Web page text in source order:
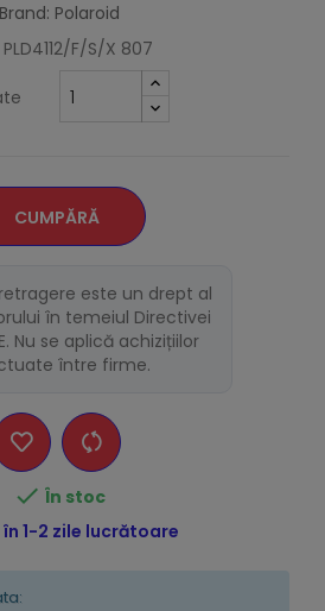
Brand: Polaroid
PLD4112/F/S/X 807
CUMPĂRĂ
este un drept al
în temeiul Directivei
Nu se aplică achizițiilor
între firme.
 În stoc
în 1-2 zile lucrătoare